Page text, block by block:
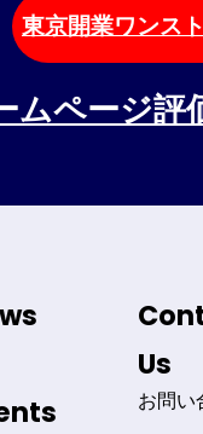
東京開業ワンス
ムページ評
Us
お問い